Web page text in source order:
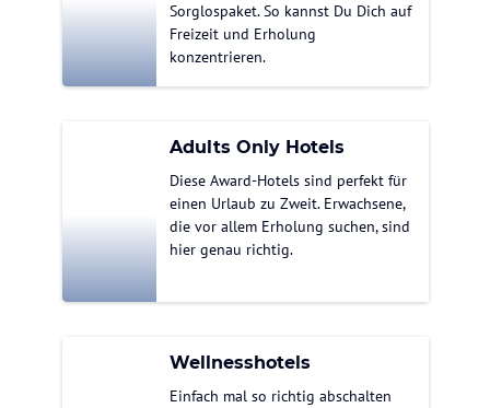
Sorglospaket. So kannst Du Dich auf
Freizeit und Erholung
konzentrieren.
Adults Only Hotels
Diese Award-Hotels sind perfekt für
einen Urlaub zu Zweit. Erwachsene,
die vor allem Erholung suchen, sind
hier genau richtig.
Wellnesshotels
Einfach mal so richtig abschalten